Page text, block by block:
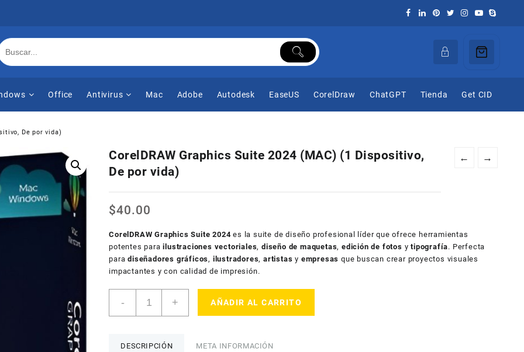
Office Antivirus Mac Adobe Autodesk EaseUS CorelDraw ChatGPT Tienda Get CID
De por vida)
← →
CorelDRAW Graphics Suite 2024 (MAC) (1 Dispositivo,
De por vida)
$40.00
CorelDRAW Graphics Suite 2024es la suite de diseño profesional líder que ofrece herramientas
potentes parailustraciones vectoriales,diseño de maquetas,edición de fotos ytipografía. Perfecta
paradiseñadores gráficos, ilustradores,artistas y empresas que buscan crear proyectos visuales
impactantes y con calidad de impresión.
-
Graphics
(MAC)
+ AÑADIR AL CARRITO
DESCRIPCIÓN META INFORMACIÓN